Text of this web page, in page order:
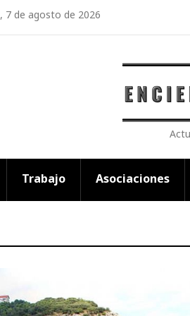
7 de agosto de 2026
Trabajo Asociaciones